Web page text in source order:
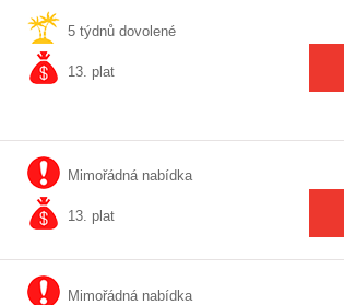
5 týdnů dovolené
13. plat
Mimořádná nabídka
13. plat
Mimořádná nabídka